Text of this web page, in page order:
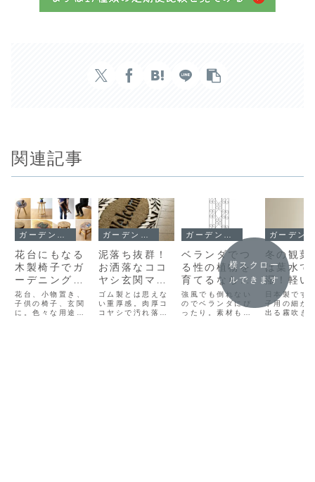
関連記事
花台にもなる
木製椅子でガ
ーデニングの
効率を上げる
花台、小物置き、
子供の椅子、玄関
に。色々な用途に
泥落ち抜群！
お洒落なココ
ヤシ玄関マッ
ト。土や水を
使うベランダ
に便利です。
ゴム製とは思えな
い重厚感。肉厚コ
コヤシで汚れ落と
ベランダでつ
る性の植物を
育てるなら自
立するトレリ
ス！地面に挿
さずに使えま
強風でも倒れない
のでベランダにぴ
ったり。素材も丈
冬の観葉
は葉水で
湿！軽い
大量の
ストが出
吹き
日本製です
子用の細か
出る霧吹き
横スクロー
ルできます